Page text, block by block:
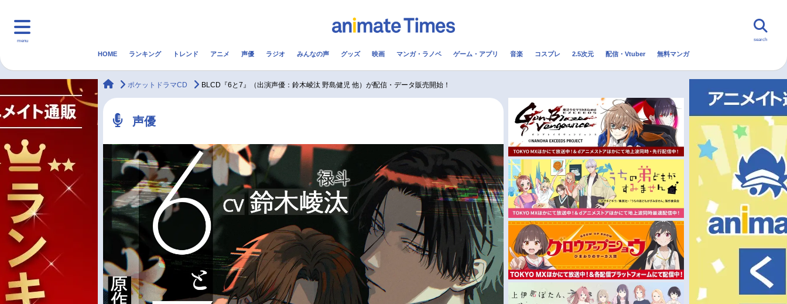
menu
マンガ・ラノベ ゲーム・アプリ 配信・Vtuber トレンド 無料マンガ
最新記事一覧
アニメ記事一覧
声優記事一覧
アニメ映画一覧
実写化映画一覧
男性声優/女性声優一覧
今期アニメ曜日別一覧
春アニメ
夏アニメ
秋アニメ
冬アニメ
FOLLOW US
search
HOME ランキング トレンド アニメ 声優 ラジオ みんなの声 グッズ 映画 マンガ・ラノベ ゲーム・アプリ 音楽 コスプレ 2.5次元 配信・Vtuber 無料マンガ
animateTimes
ポケットドラマCD BLCD『6と7』（出演声優：鈴木崚汰 野島健児 他）が配信・データ販売開始！
声優